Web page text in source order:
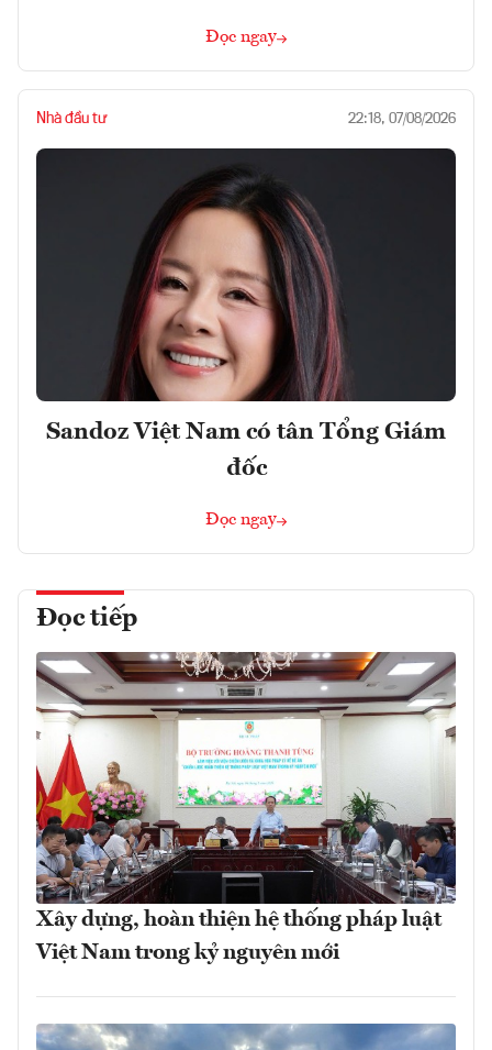
Đọc ngay
Nhà đầu tư 22:18, 07/08/2026
Sandoz Việt Nam có tân Tổng Giám
đốc
Đọc ngay
Đọc tiếp
Xây dựng, hoàn thiện hệ thống pháp luật
Việt Nam trong kỷ nguyên mới